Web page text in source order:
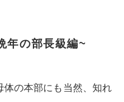
年の部長級編~
の本部にも当然、知れ